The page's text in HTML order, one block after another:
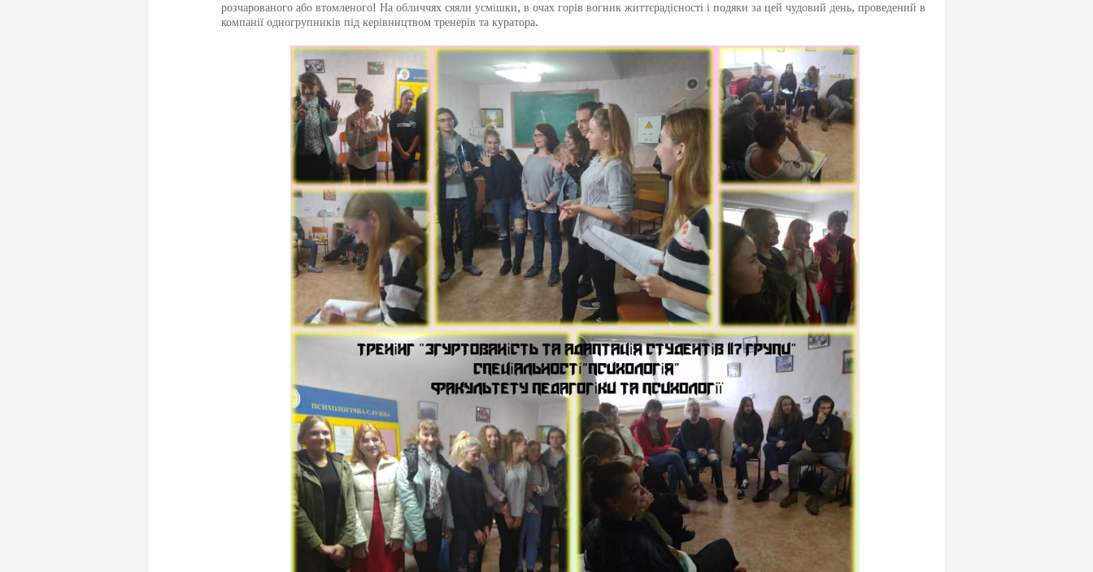
розчарованого або втомленого! На обличчях сяяли усмішки, в очах горів вогник життєрадісності і подяки за цей чудовий день, проведений в
компанії одногрупників під керівництвом тренерів та куратора.